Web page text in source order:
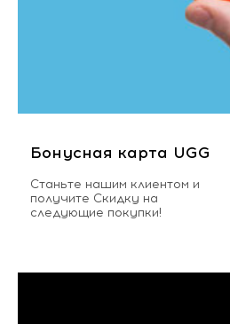
Бонусная карта UGG
Станьте нашим клиентом и
получите Скидку на
следующие покупки!